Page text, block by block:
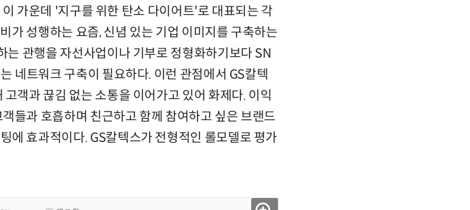
가운데 '지구를 위한 탄소 다이어트'로 대표되는 각
가 성행하는 요즘, 신념 있는 기업 이미지를 구축하는
는 관행을 자선사업이나 기부로 정형화하기보다 SN
네트워크 구축이 필요하다. 이런 관점에서 GS칼텍
객과 끊김 없는 소통을 이어가고 있어 화제다. 이익
들과 호흡하며 친근하고 함께 참여하고 싶은 브랜드
에 효과적이다. GS칼텍스가 전형적인 롤모델로 평가